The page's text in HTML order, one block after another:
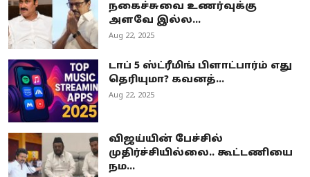
நகைச்சுவை உணர்வுக்கு
அளவே இல்ல...
Aug 22, 2025
டாப் 5 ஸ்ட்ரீமிங் பிளாட்பார்ம் எது
தெரியுமா? கவனத்...
Aug 22, 2025
விஜய்யின் பேச்சில்
முதிர்ச்சியில்லை.. கூட்டணியை
நம...